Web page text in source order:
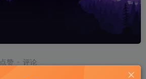
点赞 评论